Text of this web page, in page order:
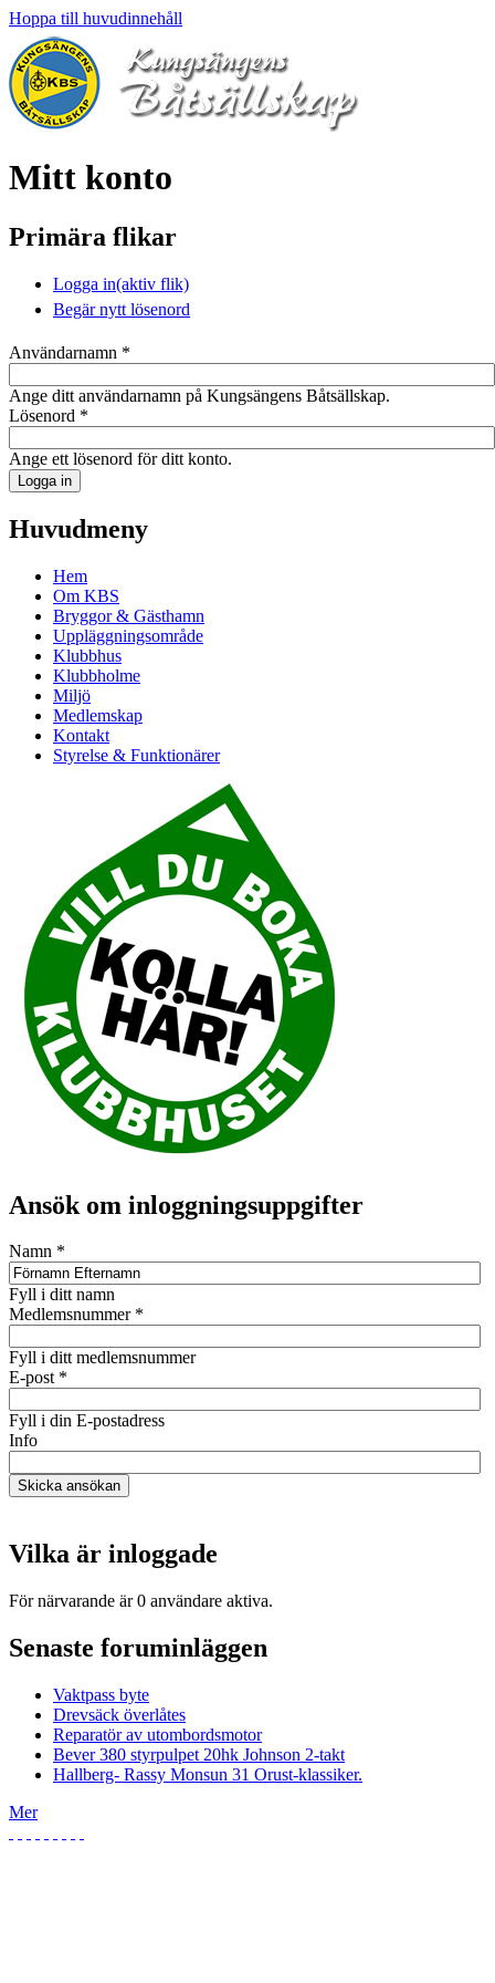
Hoppa till huvudinnehåll
Mitt konto
Primära flikar
Logga in(aktiv flik)
Begär nytt lösenord
Användarnamn *
Ange ditt användarnamn på Kungsängens Båtsällskap.
Lösenord *
Ange ett lösenord för ditt konto.
Huvudmeny
Hem
Om KBS
Bryggor & Gästhamn
Uppläggningsområde
Klubbhus
Klubbholme
Miljö
Medlemskap
Kontakt
Styrelse & Funktionärer
Ansök om inloggningsuppgifter
Namn *
Fyll i ditt namn
Medlemsnummer *
Fyll i ditt medlemsnummer
E-post *
Fyll i din E-postadress
Info
Vilka är inloggade
För närvarande är 0 användare aktiva.
Senaste foruminläggen
Vaktpass byte
Drevsäck överlåtes
Reparatör av utombordsmotor
Bever 380 styrpulpet 20hk Johnson 2-takt
Hallberg- Rassy Monsun 31 Orust-klassiker.
Mer